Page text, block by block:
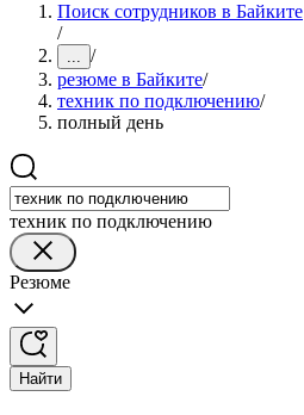
Поиск сотрудников в Байките
/
... /
резюме в Байките/
техник по подключению/
полный день
техник по подключению
Резюме
Найти